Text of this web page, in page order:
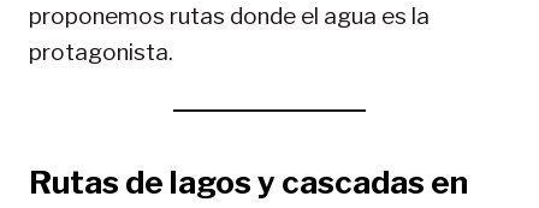
proponemos rutas donde el agua es la
protagonista.
Rutas de lagos y cascadas en